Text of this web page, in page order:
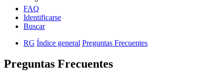
FAQ
Identificarse
Buscar
RG Índice general Preguntas Frecuentes
Preguntas Frecuentes